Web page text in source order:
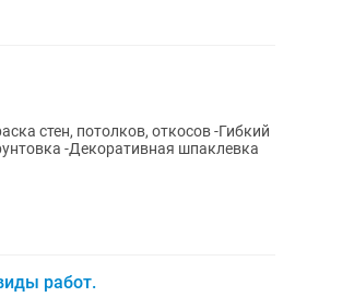
стен, потолков, откосов -Гибкий
шпаклевка
работ.